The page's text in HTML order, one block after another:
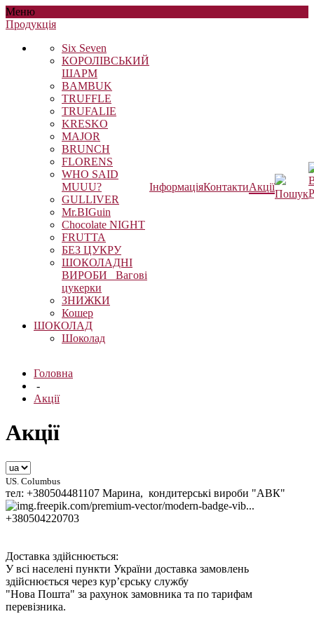
Меню
Продукцiя
Six Seven
КОРОЛІВСЬКИЙ
ШАРМ
BAMBUK
TRUFFLE
TRUFALIE
KRESKO
MAJOR
BRUNCH
FLORENS
WHO SAID
MUUU?
GULLIVER
Mr.BIGuin
Chocolate NIGHT
FRUTTA
БЕЗ ЦУКРУ
ШОКОЛАДНІ
ВИРОБИ_ Вагові
цукерки
ЗНИЖКИ
Кошер
ШОКОЛАД
Шоколад
ІнформаціяКонтактиАкції
Пошук
Головна
-
Акції
Акції
US. Columbus
тел: +380504481107 Марина, кондитерські вироби "АВК"
+380504220703
Доставка здійснюється:
У всі населені пункти України доставка замовлень
здійснюється через кур’єрську службу
"Нова Пошта" за рахунок замовника та по тарифам
перевізника.